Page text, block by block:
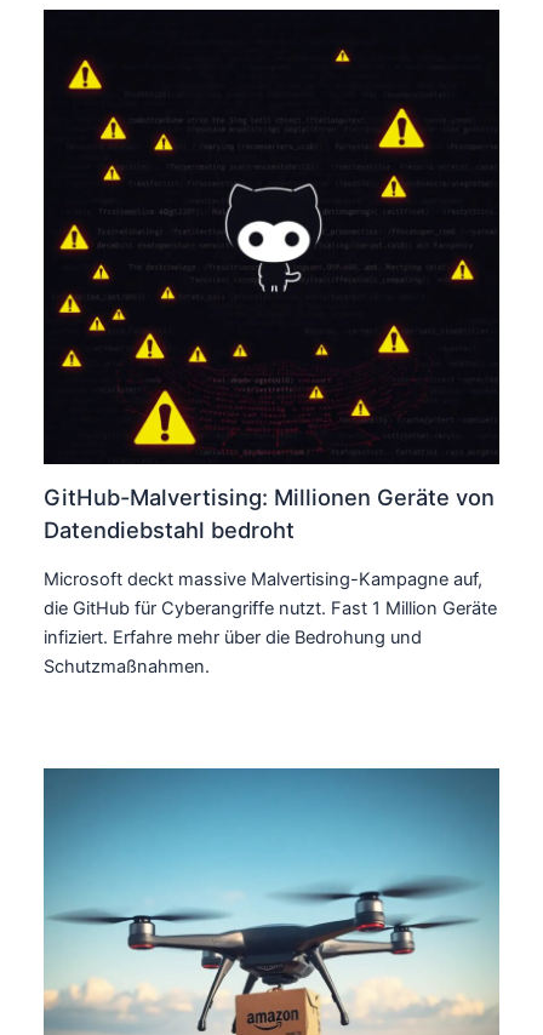
GitHub-Malvertising: Millionen Geräte von
Datendiebstahl bedroht
Microsoft deckt massive Malvertising-Kampagne auf,
die GitHub für Cyberangriffe nutzt. Fast 1 Million Geräte
infiziert. Erfahre mehr über die Bedrohung und
Schutzmaßnahmen.